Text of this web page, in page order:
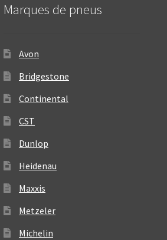
Marques de pneus
Avon
Bridgestone
Continental
CST
Dunlop
Heidenau
Maxxis
Metzeler
Michelin